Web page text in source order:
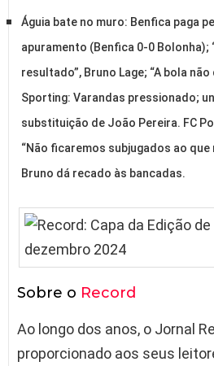
Águia bate no muro: Benfica paga
apuramento (Benfica 0-0 Bolonha);
resultado”, Bruno Lage; “A bola
Sporting: Varandas pressionado;
substituição de João Pereira. FC
“Não ficaremos subjugados ao
Bruno dá recado às bancadas.
Sobre o Record
Ao longo dos anos, o Jornal
proporcionado aos seus